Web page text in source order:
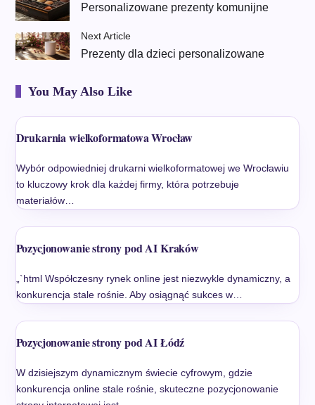
Personalizowane prezenty komunijne
Next Article
Prezenty dla dzieci personalizowane
You May Also Like
Drukarnia wielkoformatowa Wrocław
Wybór odpowiedniej drukarni wielkoformatowej we Wrocławiu
to kluczowy krok dla każdej firmy, która potrzebuje
materiałów…
Pozycjonowanie strony pod AI Kraków
„`html Współczesny rynek online jest niezwykle dynamiczny, a
konkurencja stale rośnie. Aby osiągnąć sukces w…
Pozycjonowanie strony pod AI Łódź
W dzisiejszym dynamicznym świecie cyfrowym, gdzie
konkurencja online stale rośnie, skuteczne pozycjonowanie